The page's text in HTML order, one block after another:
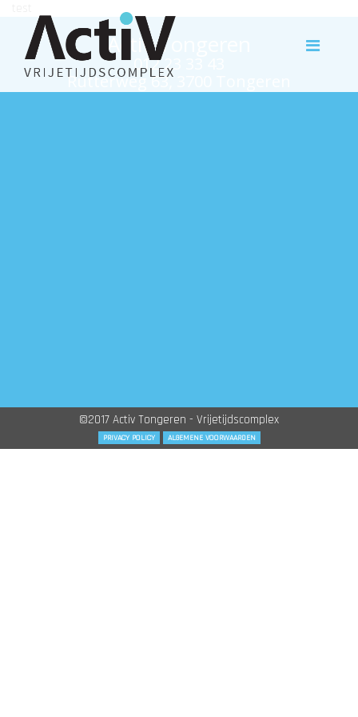
Activ Tongeren
012 23 33 43
Rutterweg 63, 3700 Tongeren
©2017 Activ Tongeren - Vrijetijdscomplex
PRIVACY POLICY ALGEMENE VOORWAARDEN